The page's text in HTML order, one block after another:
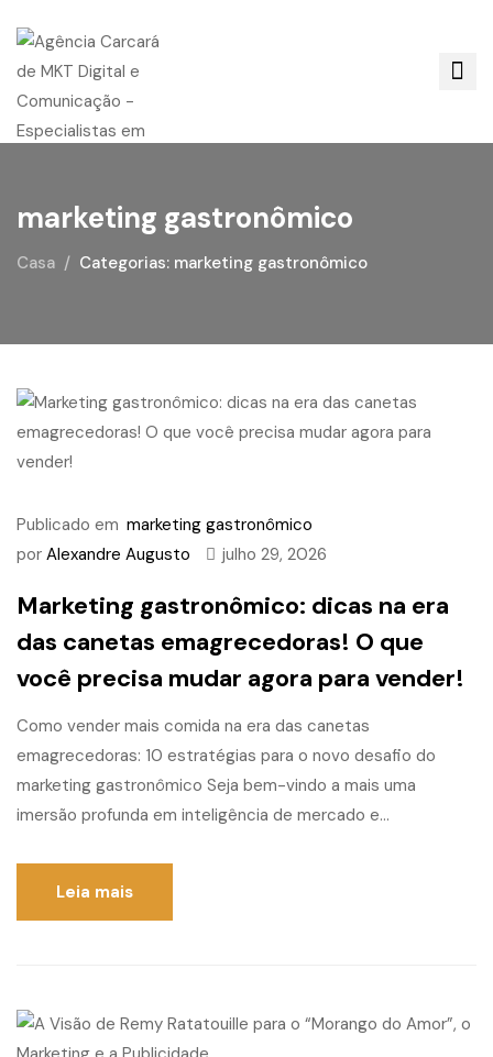
marketing gastronômico
Casa Categorias: marketing gastronômico
Publicado em marketing gastronômico
por Alexandre Augusto julho 29, 2026
Marketing gastronômico: dicas na era
das canetas emagrecedoras! O que
você precisa mudar agora para vender!
Como vender mais comida na era das canetas
emagrecedoras: 10 estratégias para o novo desafio do
marketing gastronômico Seja bem-vindo a mais uma
imersão profunda em inteligência de mercado e...
Leia mais